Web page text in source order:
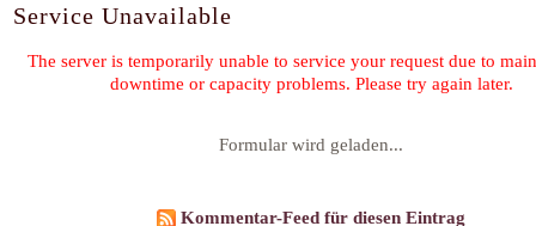
Kommentar-Feed für diesen Eintrag
Family & Friends: